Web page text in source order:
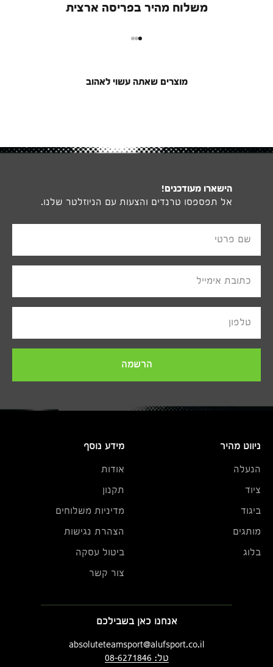
משלוח מהיר בפריסה ארצית
מוצרים שאתה עשוי לאהוב
הישארו מעודכנים!
אל תפספסו טרנדים והצעות עם הניוזלטר שלנו.
שם פרטי
כתובת אימייל
טלפון
הרשמה
ניווט מהיר
הנעלה
ציוד
ביגוד
מותגים
בלוג
מידע נוסף
אודות
תקנון
מדיניות משלוחים
הצהרת נגישות
ביטול עסקה
צור קשר
אנחנו כאן בשבילכם
absoluteteamsport@alufsport.co.il
טל: 08-6271846